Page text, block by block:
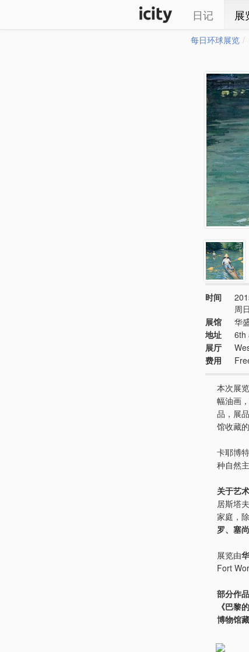
日记 展
每日环球展览
时间
周
展馆
华
地址
6th
展厅
费用
本次展
幅油画
品，展
馆收藏的
卡耶博
种自然
关于艺
居斯塔
家庭，
罗、塞
展览由
Fort
部分作
《巴黎
博物馆藏